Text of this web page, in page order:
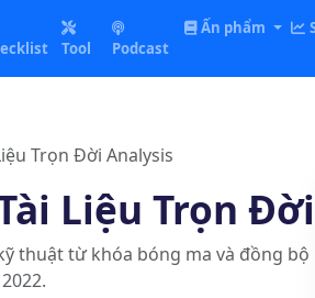
Tool Podcast
Ấn phẩm
Trọn Đời Analysis
Liệu Trọn Đời
từ khóa bóng ma và đồng bộ